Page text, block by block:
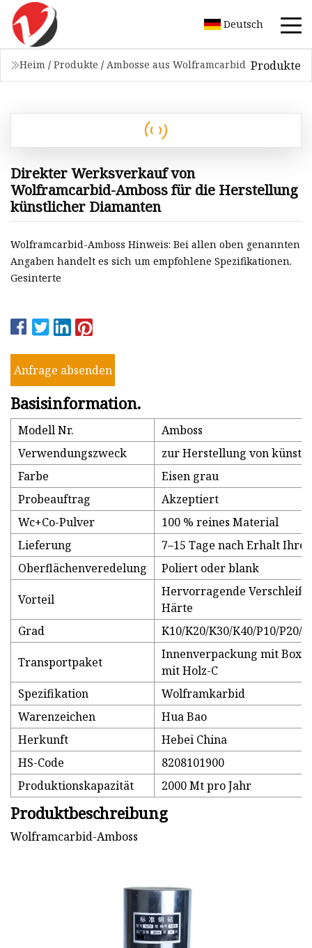
Deutsch
Heim / Produkte / Ambosse aus Wolframcarbid Produkte
Direkter Werksverkauf von
Wolframcarbid-Amboss für die Herstellung
künstlicher Diamanten
Wolframcarbid-Amboss Hinweis: Bei allen oben genannten
Angaben handelt es sich um empfohlene Spezifikationen.
Gesinterte
Anfrage absenden
Basisinformation.
Modell Nr.
Amboss
Verwendungszweck
zur Herstellung von
Farbe
Eisen grau
Probeauftrag
Akzeptiert
Wc+Co-Pulver
100 % reines Material
Lieferung
7–15 Tage nach Erhalt
Oberflächenveredelung
Poliert oder blank
Vorteil
Hervorragende
Härte
Grad
K10/K20/K30/K40/P10/P20/
Transportpaket
Innenverpackung mit Box,
mit Holz-C
Spezifikation
Wolframkarbid
Warenzeichen
Hua Bao
Herkunft
Hebei China
HS-Code
8208101900
Produktionskapazität
2000 Mt pro Jahr
Produktbeschreibung
Wolframcarbid-Amboss